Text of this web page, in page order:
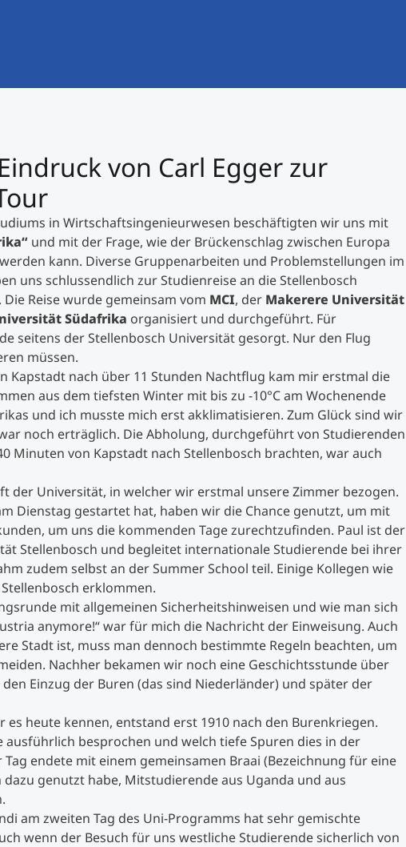
Masterclasses
Management-Seminare
Technische Weiterbildung
Maßgeschneiderte Programme
Studienberatung
Executive Education Finder
von Carl Egger zur
in Wirtschaftsingenieurwesen beschäftigten wir uns mit
und mit der Frage, wie der Brückenschlag zwischen Europa
kann. Diverse Gruppenarbeiten und Problemstellungen im
uns schlussendlich zur Studienreise an die Stellenbosch
Reise wurde gemeinsam vom MCI, der Makerere Universität
Südafrika organisiert und durchgeführt. Für
seitens der Stellenbosch Universität gesorgt. Nur den Flug
müssen.
Kapstadt nach über 11 Stunden Nachtflug kam mir erstmal die
aus dem tiefsten Winter mit bis zu -10°C am Wochenende
und ich musste mich erst akklimatisieren. Zum Glück sind wir
noch erträglich. Die Abholung, durchgeführt von Studierenden
Minuten von Kapstadt nach Stellenbosch brachten, war auch
der Universität, in welcher wir erstmal unsere Zimmer bezogen.
Dienstag gestartet hat, haben wir die Chance genutzt, um mit
um uns die kommenden Tage zurechtzufinden. Paul ist der
Stellenbosch und begleitet internationale Studierende bei ihrer
zudem selbst an der Summer School teil. Einige Kollegen wie
erklommen.
mit allgemeinen Sicherheitshinweisen und wie man sich
anymore!“ war für mich die Nachricht der Einweisung. Auch
Stadt ist, muss man dennoch bestimmte Regeln beachten, um
Nachher bekamen wir noch eine Geschichtsstunde über
Einzug der Buren (das sind Niederländer) und später der
es heute kennen, entstand erst 1910 nach den Burenkriegen.
ausführlich besprochen und welch tiefe Spuren dies in der
endete mit einem gemeinsamen Braai (Bezeichnung für eine
genutzt habe, Mitstudierende aus Uganda und aus
am zweiten Tag des Uni-Programms hat sehr gemischte
wenn der Besuch für uns westliche Studierende sicherlich von